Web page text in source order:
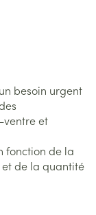
besoin urgent
ventre et
fonction de la
de la quantité